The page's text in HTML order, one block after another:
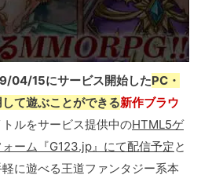
04/15にサービス開始したPC・
て遊ぶことができる新作ブラウ
ルをサービス提供中のHTML5ゲ
ーム『G123.jp』にて配信予定と
に遊べる王道ファンタジー系本